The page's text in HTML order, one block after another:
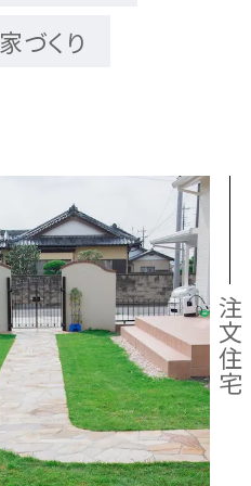
家づくり
注文住宅